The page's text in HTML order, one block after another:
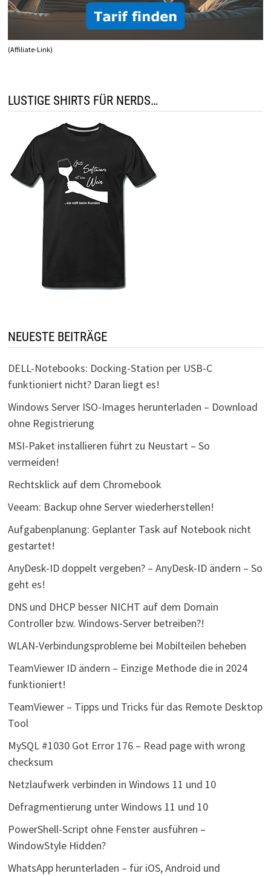
(Affiliate-Link)
LUSTIGE SHIRTS FÜR NERDS…
NEUESTE BEITRÄGE
DELL-Notebooks: Docking-Station per USB-C
funktioniert nicht? Daran liegt es!
Windows Server ISO-Images herunterladen – Download
ohne Registrierung
MSI-Paket installieren führt zu Neustart – So
vermeiden!
Rechtsklick auf dem Chromebook
Veeam: Backup ohne Server wiederherstellen!
Aufgabenplanung: Geplanter Task auf Notebook nicht
gestartet!
AnyDesk-ID doppelt vergeben? – AnyDesk-ID ändern – So
geht es!
DNS und DHCP besser NICHT auf dem Domain
Controller bzw. Windows-Server betreiben?!
WLAN-Verbindungsprobleme bei Mobilteilen beheben
TeamViewer ID ändern – Einzige Methode die in 2024
funktioniert!
TeamViewer – Tipps und Tricks für das Remote Desktop
Tool
MySQL #1030 Got Error 176 – Read page with wrong
checksum
Netzlaufwerk verbinden in Windows 11 und 10
Defragmentierung unter Windows 11 und 10
PowerShell-Script ohne Fenster ausführen –
WindowStyle Hidden?
WhatsApp herunterladen – für iOS, Android und